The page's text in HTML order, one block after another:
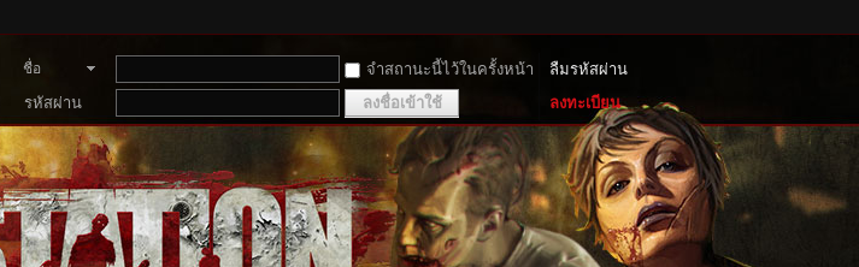
ชื่อ
สมาชิก
จำสถานะนี้ไว้ในครั้งหน้า
ลืมรหัสผ่าน
รหัสผ่าน
ลงชื่อเข้าใช้ ลงทะเบียน